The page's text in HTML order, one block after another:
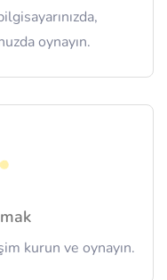
oynayın.
kurun ve oynayın.